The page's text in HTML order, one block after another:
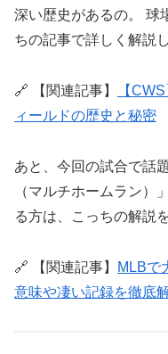
深い歴史があるの。 球
ちの記事で詳しく解説
🔗 【関連記事】
【
ィールドの歴史と秘密
あと、今回の試合で話
（マルチホームラン）
る方は、こっちの解説
🔗 【関連記事】
MLBで
意味や凄い記録を徹底